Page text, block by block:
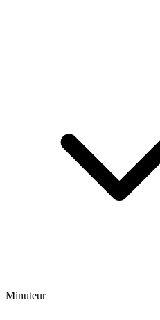
Minuteur